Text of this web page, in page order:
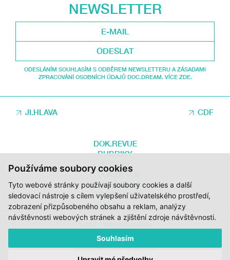
Používáme soubory cookies
Tyto webové stránky používají soubory cookies a další
sledovací nástroje s cílem vylepšení uživatelského prostředí,
zobrazení přizpůsobeného obsahu a reklam, analýzy
návštěvnosti webových stránek a zjištění zdroje návštěvnosti.
Souhlasím
NEWSLETTER
ODESLAT
ODESLÁNÍM SOUHLASÍM S ODBĚREM NEWSLETTERU A ZÁSADAMI
ZPRACOVÁNÍ OSOBNÍCH ÚDAJŮ DOC.DREAM. VÍCE ZDE.
JI.HLAVA CDF
DOK.REVUE
RUBRIKY
AUTOŘI
O DOK.REVUE
PODPOŘTE NÁS
KONTAKTY
ZA PODPORY STÁTNÍHO FONDU KINEMATOGRAFIE, KRAJE VYSOČINA A
MINISTERSTVA KULTURY ČR.